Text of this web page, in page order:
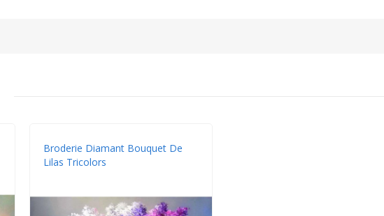
Broderie Diamant Bouquet De
Lilas Tricolors